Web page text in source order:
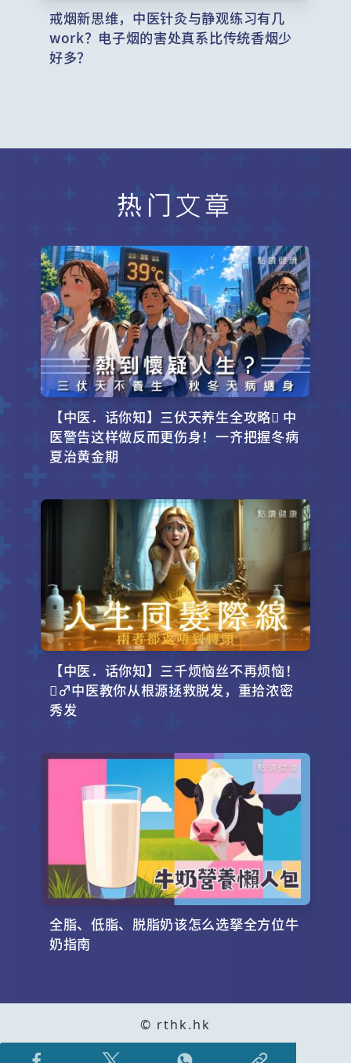
戒烟新思维，中医针灸与静观练习有几
work？电子烟的害处真系比传统香烟少
好多？
热门文章
【中医．话你知】三伏天养生全攻略 中
医警告这样做反而更伤身！一齐把握冬病
夏治黄金期
【中医．话你知】三千烦恼丝不再烦恼！
‍♂️中医教你从根源拯救脱发，重拾浓密
秀发
全脂、低脂、脱脂奶该怎么选拏全方位牛
奶指南
© rthk.hk